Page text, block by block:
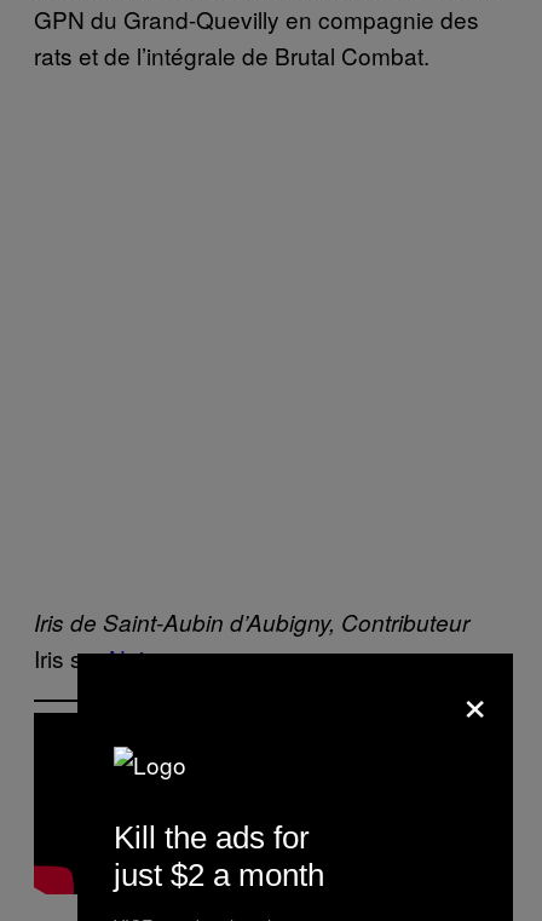
GPN du Grand-Quevilly en compagnie des
rats et de l’intégrale de Brutal Combat.
Iris de Saint-Aubin d’Aubigny, Contributeur
Iris surNoisey
×
Kill the ads for
just $2 a month